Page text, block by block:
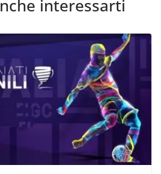
interessarti